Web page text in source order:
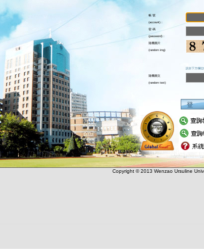
帳 號
(account)：
密 碼
(password)：
隨機圖片
(random img)
請於下方欄
隨機圖文
(random text)
Copyright © 2013 Wenzao Ursuline
登